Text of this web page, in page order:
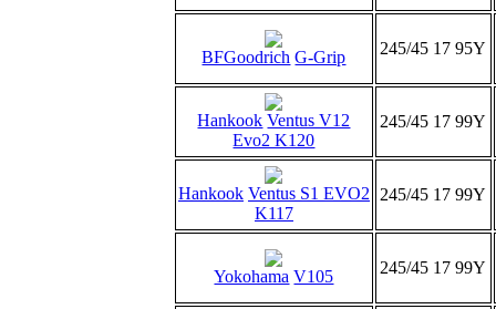
BFGoodrich G-Grip 245/45 17 95Y
Hankook Ventus V12
Evo2 K120
245/45 17 99Y
Hankook Ventus S1 EVO2
K117
245/45 17 99Y
Yokohama V105 245/45 17 99Y